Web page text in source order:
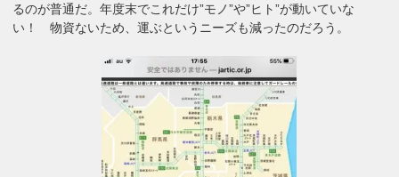
るのが普通だ。年度末でこれだけ”モノ”や”ヒト”が動いていな
い！ 物資ないため、運ぶというニーズも減ったのだろう。